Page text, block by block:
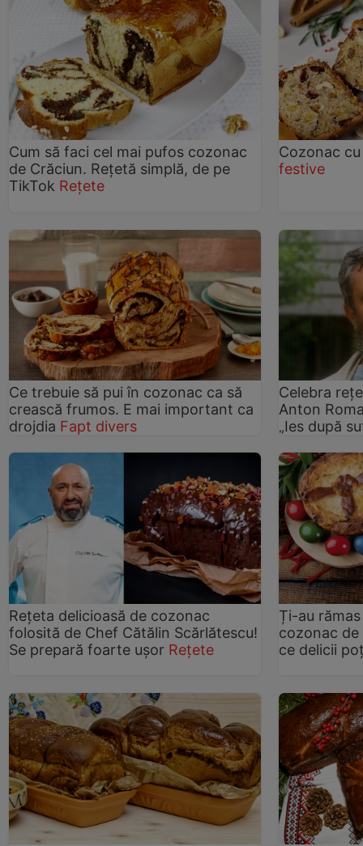
Cum să faci cel mai pufos cozonac
de Crăciun. Rețetă simplă, de pe
TikTok Rețete
Cozonac
festive
Ce trebuie să pui în cozonac ca să
crească frumos. E mai important ca
drojdia Fapt divers
Celebra
Anton
„Ies după
Rețeta delicioasă de cozonac
folosită de Chef Cătălin Scărlătescu!
Se prepară foarte ușor Rețete
Ți-au
cozonac de
ce delicii